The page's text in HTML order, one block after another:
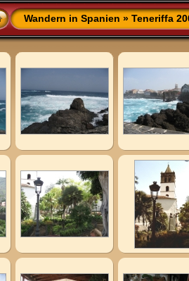
Wandern in Spanien » Teneriffa